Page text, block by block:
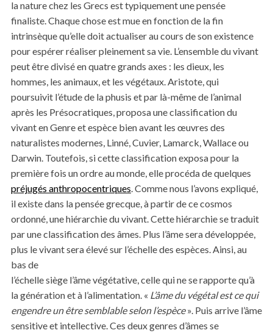
la nature chez les Grecs est typiquement une pensée
finaliste. Chaque chose est mue en fonction de la fin
intrinsèque qu’elle doit actualiser au cours de son existence
pour espérer réaliser pleinement sa vie. L’ensemble du vivant
peut être divisé en quatre grands axes : les dieux, les
hommes, les animaux, et les végétaux. Aristote, qui
poursuivit l’étude de la phusis et par là-même de l’animal
après les Présocratiques, proposa une classification du
vivant en Genre et espèce bien avant les œuvres des
naturalistes modernes, Linné, Cuvier, Lamarck, Wallace ou
Darwin. Toutefois, si cette classification exposa pour la
première fois un ordre au monde, elle procéda de quelques
préjugés anthropocentriques. Comme nous l’avons expliqué,
il existe dans la pensée grecque, à partir de ce cosmos
ordonné, une hiérarchie du vivant. Cette hiérarchie se traduit
par une classification des âmes. Plus l’âme sera développée,
plus le vivant sera élevé sur l’échelle des espèces. Ainsi, au
bas de
l’échelle siège l’âme végétative, celle qui ne se rapporte qu’à
la génération et à l’alimentation. « L’âme du végétal est ce qui
engendre un être semblable selon l’espèce». Puis arrive l’âme
sensitive et intellective. Ces deux genres d’âmes se